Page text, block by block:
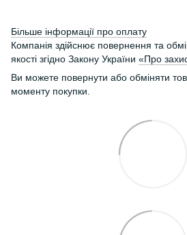
Більше інформації про оплату
Компанія здійснює повернення та
якості згідно Закону України «Про
Ви можете повернути або обміняти
моменту покупки.